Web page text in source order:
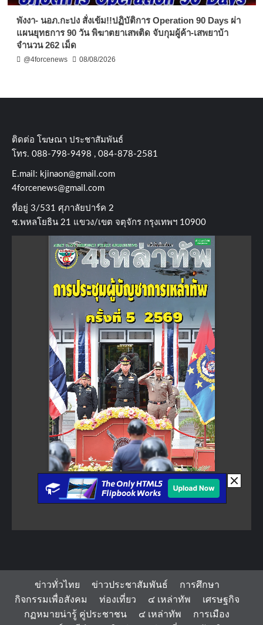
พังงา- นอภ.กะปง สั่งเข้ม!!ปฏิบัติการ Operation 90 Days ผ่า
แผนยุทธการ 90 วัน พิฆาตยาเสพติด จับกุมผู้ค้า-เสพยาบ้า
จำนวน 262 เม็ด
@4forcenews 08/08/2026
ติดต่อ​ โฆษณา​ ประชาสัมพันธ์
โทร​. 088-798-9498 , 084-878-2581
E.mail: kjinaon@gmail.com
4forcenews@gmail.com
ที่อยู่​ 3/531​ ศุภาลัยปาร์ค​ 2
ซ.พหลโยธิน​ 21​ แขวง/เขต​ จตุจักร​ กรุงเทพฯ 10900
ข่าวทั่วไทย ข่าวประชาสัมพันธ์
การศึกษา
กิจกรรมเพื่อสังคม
ท่องเที่ยว ๔ เหล่าทัพ
เศรษฐกิจ
กฏหมายน่ารู้ คู่ประชาชน
๔ เหล่าทัพ
การเมือง